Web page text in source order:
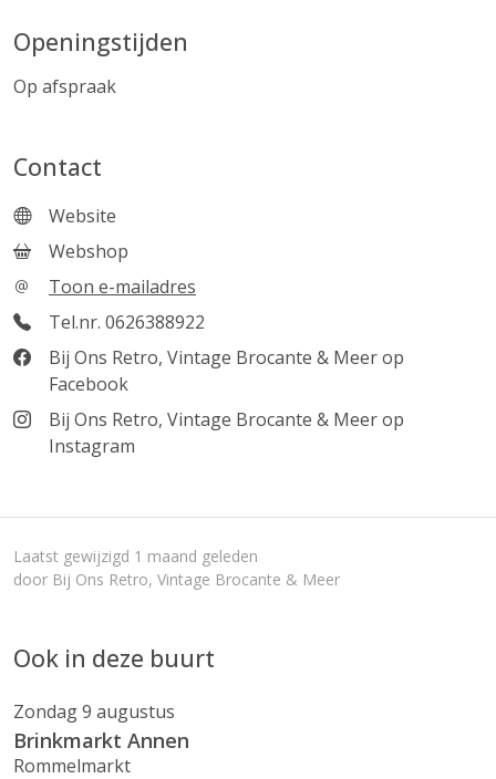
Openingstijden
Op afspraak
Contact
Website
Webshop
Toon e-mailadres
Tel.nr. 0626388922
Bij Ons Retro, Vintage Brocante & Meer op
Facebook
Bij Ons Retro, Vintage Brocante & Meer op
Instagram
Laatst gewijzigd 1 maand geleden
door Bij Ons Retro, Vintage Brocante & Meer
Ook in deze buurt
Zondag 9 augustus
Brinkmarkt Annen
Rommelmarkt